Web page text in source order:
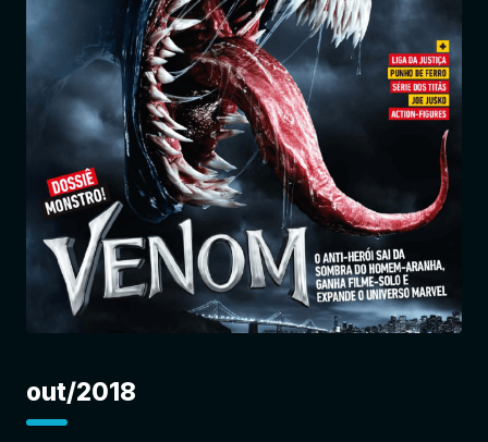
Notícias
Entrar
out/2018